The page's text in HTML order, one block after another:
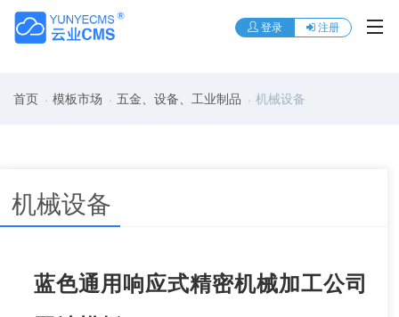
登录 注册
首页 模板市场 五金、设备、工业制品 机械设备
机械设备
蓝色通用响应式精密机械加工公司